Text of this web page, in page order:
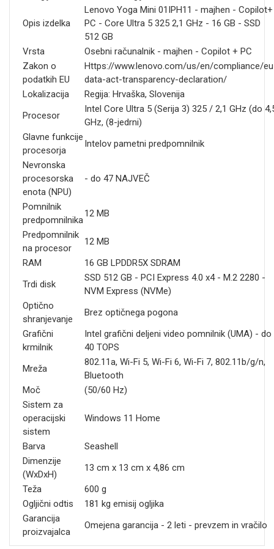
Opis izdelka
Lenovo Yoga Mini 01IPH11 - majhen - Copilot+
PC - Core Ultra 5 325 2,1 GHz - 16 GB - SSD
512 GB
Vrsta
Osebni računalnik - majhen - Copilot + PC
Zakon o
podatkih EU
Https://www.lenovo.com/us/en/compliance/
data-act-transparency-declaration/
Lokalizacija
Regija: Hrvaška, Slovenija
Procesor
Intel Core Ultra 5 (Serija 3) 325 / 2,1 GHz (do
GHz, (8-jedrni)
Glavne funkcije
procesorja
Intelov pametni predpomnilnik
Nevronska
procesorska
enota (NPU)
- do 47 NAJVEČ
Pomnilnik
predpomnilnika
12 MB
Predpomnilnik
na procesor
12 MB
RAM
16 GB LPDDR5X SDRAM
Trdi disk
SSD 512 GB - PCI Express 4.0 x4 - M.2 2280 -
NVM Express (NVMe)
Optično
shranjevanje
Brez optičnega pogona
Grafični
krmilnik
Intel grafični deljeni video pomnilnik (UMA) - do
40 TOPS
Mreža
802.11a, Wi-Fi 5, Wi-Fi 6, Wi-Fi 7, 802.11b/g/n,
Bluetooth
Moč
(50/60 Hz)
Sistem za
operacijski
sistem
Windows 11 Home
Barva
Seashell
Dimenzije
(WxDxH)
13 cm x 13 cm x 4,86 cm
Teža
600 g
Ogljični odtis
181 kg emisij ogljika
Garancija
proizvajalca
Omejena garancija - 2 leti - prevzem in vračilo